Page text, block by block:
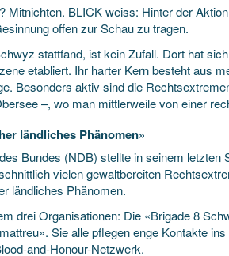
Mitnichten. BLICK weiss: Hinter der
offen zur Schau zu tragen.
stattfand, ist kein Zufall. Dort hat
etabliert. Ihr harter Kern besteht aus
Besonders aktiv sind die
–, wo man mittlerweile von einer
ländliches Phänomen»
Bundes (NDB) stellte in seinem
vielen gewaltbereiten
ländliches Phänomen.
drei Organisationen: Die «Brigade 8
Sie alle pflegen enge Kontakte
and-Honour-Netzwerk.